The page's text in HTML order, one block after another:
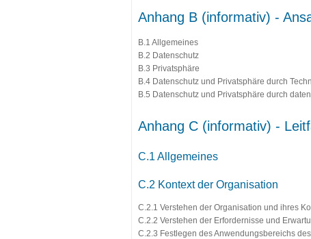
Anhang B (informativ) -
B.1 Allgemeines
B.2 Datenschutz
B.3 Privatsphäre
B.4 Datenschutz und Privatsphäre durch
B.5 Datenschutz und Privatsphäre durch
Anhang C (informativ) -
C.1 Allgemeines
C.2 Kontext der Organisation
C.2.1 Verstehen der Organisation und ihres
C.2.2 Verstehen der Erfordernisse und
C.2.3 Festlegen des Anwendungsbereichs